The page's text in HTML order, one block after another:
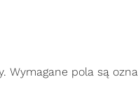
Wymagane pola są